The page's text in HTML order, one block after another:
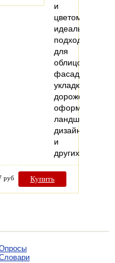
и
цветом,
идеально
подходит
для
облицовки
фасадов,
укладки
дорожек,
оформления
ландшафтного
дизайна
и
других…
руб Купить